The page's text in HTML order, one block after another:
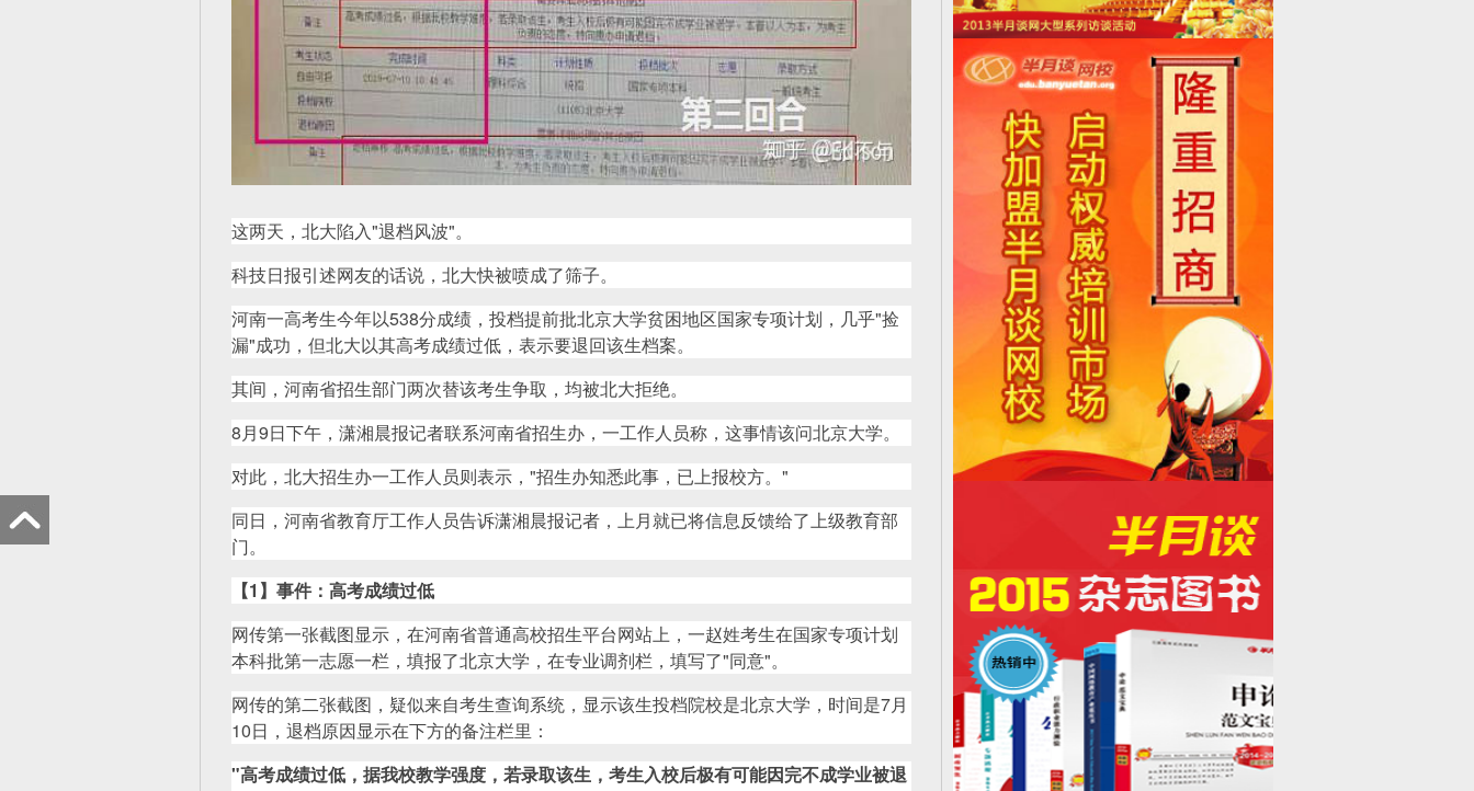
这两天，北大陷入"退档风波"。
科技日报引述网友的话说，北大快被喷成了筛子。
河南一高考生今年以538分成绩，投档提前批北京大学贫困地区国家专项计划，几乎"捡
漏"成功，但北大以其高考成绩过低，表示要退回该生档案。
其间，河南省招生部门两次替该考生争取，均被北大拒绝。
8月9日下午，潇湘晨报记者联系河南省招生办，一工作人员称，这事情该问北京大学。
对此，北大招生办一工作人员则表示，"招生办知悉此事，已上报校方。"
同日，河南省教育厅工作人员告诉潇湘晨报记者，上月就已将信息反馈给了上级教育部
门。
【1 】事件：高考成绩过低
网传第一张截图显示，在河南省普通高校招生平台网站上，一赵姓考生在国家专项计划
本科批第一志愿一栏，填报了北京大学，在专业调剂栏，填写了"同意"。
网传的第二张截图，疑似来自考生查询系统，显示该生投档院校是北京大学，时间是7月
10日，退档原因显示在下方的备注栏里：
"高考成绩过低，据我校教学强度，若录取该生，考生入校后极有可能因完不成学业被退